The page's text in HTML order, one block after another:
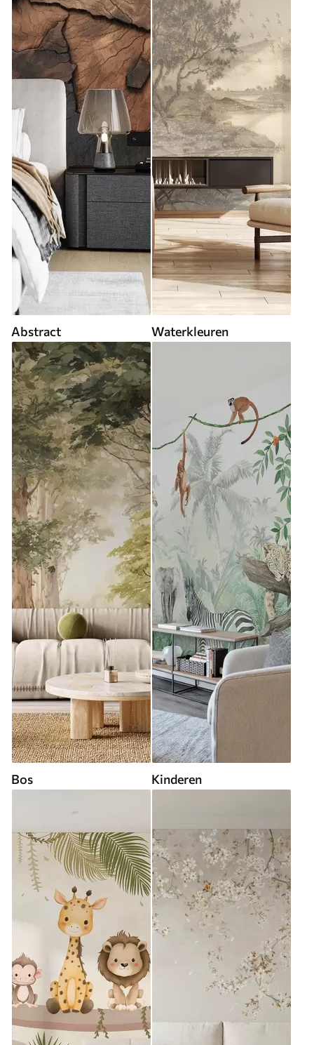
Abstract Waterkleuren
Bos Kinderen